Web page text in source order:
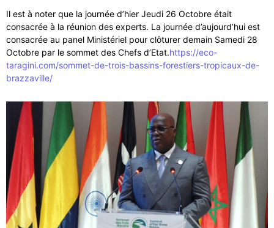
Il est à noter que la journée d’hier Jeudi 26 Octobre était
consacrée à la réunion des experts. La journée d’aujourd’hui est
consacrée au panel Ministériel pour clôturer demain Samedi 28
Octobre par le sommet des Chefs d’Etat.https://eco-
taragini.com/sommet-de-trois-bassins-forestiers-tropicaux-de-
brazzaville/